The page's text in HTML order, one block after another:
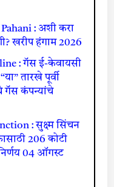
: अशी करा
खरीप हंगाम 2026
: गॅस ई-केवायसी
तारखे पूर्वी
गॅस कंपन्यांचे
: सुक्ष्म सिंचन
206 कोटी
04 ऑगस्ट